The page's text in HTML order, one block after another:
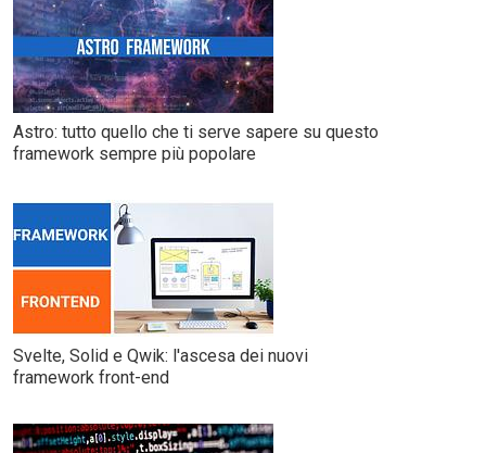
Astro: tutto quello che ti serve sapere su questo
framework sempre più popolare
Svelte, Solid e Qwik: l'ascesa dei nuovi
framework front-end